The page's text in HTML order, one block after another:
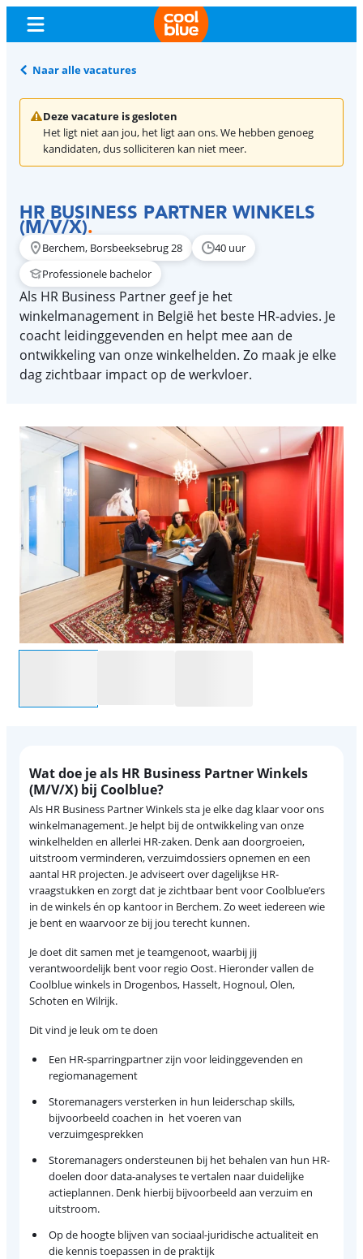
Naar alle vacatures
Deze vacature is gesloten
Het ligt niet aan jou, het ligt aan ons. We hebben genoeg
kandidaten, dus solliciteren kan niet meer.
HR BUSINESS PARTNER WINKELS
(M/V/X).
Berchem, Borsbeeksebrug 28
40 uur
Professionele bachelor
Als HR Business Partner geef je het
winkelmanagement in België het beste HR-advies. Je
coacht leidinggevenden en helpt mee aan de
ontwikkeling van onze winkelhelden. Zo maak je elke
dag zichtbaar impact op de werkvloer.
Wat doe je als HR Business Partner Winkels
(M/V/X) bij Coolblue?
Als HR Business Partner Winkels sta je elke dag klaar voor ons
winkelmanagement. Je helpt bij de ontwikkeling van onze
winkelhelden en allerlei HR-zaken. Denk aan doorgroeien,
uitstroom verminderen, verzuimdossiers opnemen en een
aantal HR projecten. Je adviseert over dagelijkse HR-
vraagstukken en zorgt dat je zichtbaar bent voor Coolblue’ers
in de winkels én op kantoor in Berchem. Zo weet iedereen wie
je bent en waarvoor ze bij jou terecht kunnen.
Je doet dit samen met je teamgenoot, waarbij jij
verantwoordelijk bent voor regio Oost. Hieronder vallen de
Coolblue winkels in Drogenbos, Hasselt, Hognoul, Olen,
Schoten en Wilrijk.
Dit vind je leuk om te doen
Een HR-sparringpartner zijn voor leidinggevenden en
regiomanagement
Storemanagers versterken in hun leiderschap skills,
bijvoorbeeld coachen in het voeren van
verzuimgesprekken
Storemanagers ondersteunen bij het behalen van hun HR-
doelen door data-analyses te vertalen naar duidelijke
actieplannen. Denk hierbij bijvoorbeeld aan verzuim en
uitstroom.
Op de hoogte blijven van sociaal-juridische actualiteit en
die kennis toepassen in de praktijk